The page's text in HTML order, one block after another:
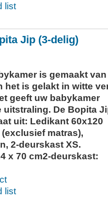
list
Jip (3-delig)
is gemaakt van
het is gelakt in witte
geeft uw babykamer
uitstraling. De Bopita
uit: Ledikant 60x120
matras),
2-deurskast XS.
x 70 cm2-deurskast:
list